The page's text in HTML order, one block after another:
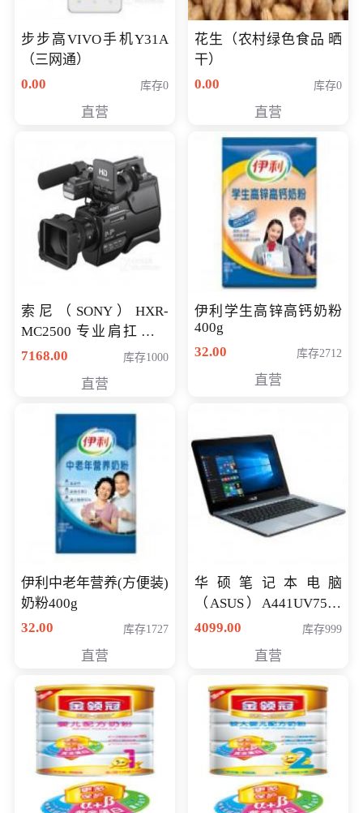
步步高VIVO手机Y31A
（三网通）
0.00
库存0
直营
花生（农村绿色食品 晒
干）
0.00
库存0
直营
索尼（SONY）HXR-
MC2500 专业肩扛式存
储卡全高清摄录一体机
清入门级摄像机
7168.00 库存1000
直营
伊利学生高锌高钙奶粉
400g
32.00
库存2712
直营
伊利中老年营养(方便装)
奶粉400g
32.00
库存1727
直营
华硕笔记本电脑
（ASUS）A441UV7500
顽石（7代i7-7500U 4G
4099.00 库存999
直营